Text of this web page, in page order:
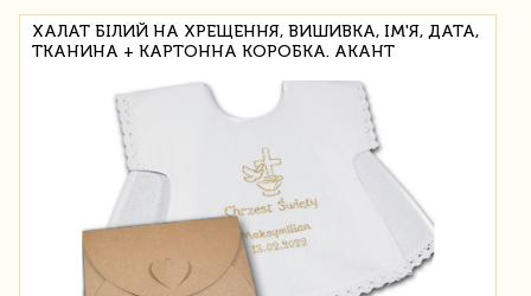
ХАЛАТ БІЛИЙ НА ХРЕЩЕННЯ, ВИШИВКА, ІМ'Я, ДАТА,
ТКАНИНА + КАРТОННА КОРОБКА. АКАНТ